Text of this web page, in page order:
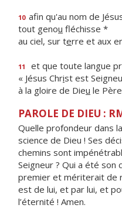
10 afin qu'au nom de
tout genou fléchisse *
au ciel, sur terre et aux
11
et que toute langue
« Jésus Christ est
à la gloire de Dieu le
PAROLE DE DIEU :
Quelle profondeur dans
science de Dieu ! Ses
chemins sont
Seigneur ? Qui a été son
premier et mériterait de
est de lui, et par lui, et
l’éternité ! Amen.